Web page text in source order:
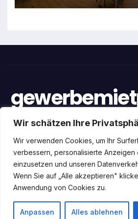
Wir schätzen Ihre
Wir verwenden Cookies, um Ihr
verbessern, personalisierte Anzeigen
einzusetzen und unseren
Wenn Sie auf „Alle akzeptieren"
Anwendung von Cookies zu.
Anpassen Alles ablehnen
e
Stolz präsentiert von WordPress|
Themeansar
HomeDatenschutz ImpressumÜber uns